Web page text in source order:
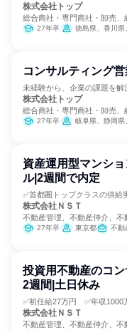
株式会社トップ
総合商社・専門商社・卸売、
27年卒 徳島県、香川県
コンサルティング
未経験から、企業の課題を解
株式会社トップ
総合商社・専門商社・卸売、
27年卒 岐阜県、静岡県、
資産運用型マンシ
ル|2週間で内定
✅首都圏トップクラスの供給
株式会社ＮＳＴ
不動産管理、不動産仲介、不
27年卒 東京都 不動
投資用不動産のコ
2週間|土日休み
✅初任給27万円 ✅年収
株式会社ＮＳＴ
不動産管理、不動産仲介、不